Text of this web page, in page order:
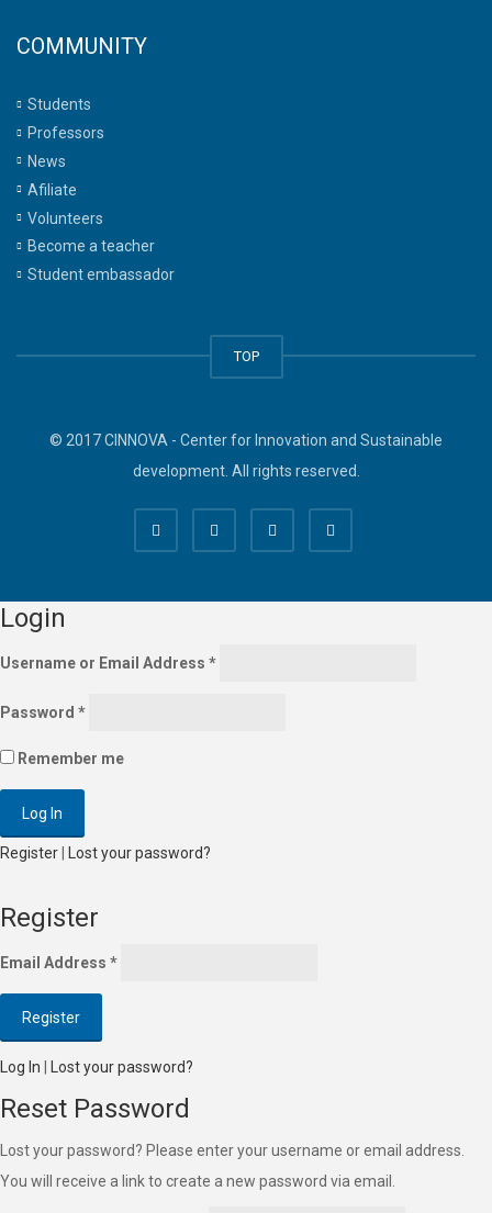
COMMUNITY
Students
Professors
News
Afiliate
Volunteers
Become a teacher
Student embassador
TOP
© 2017 CINNOVA - Center for Innovation and Sustainable
development. All rights reserved.
Login
Username or Email Address *
Password *
Remember me
Register Lost your password?
Register
Email Address *
Log In Lost your password?
Reset Password
Lost your password? Please enter your username or email address.
You will receive a link to create a new password via email.